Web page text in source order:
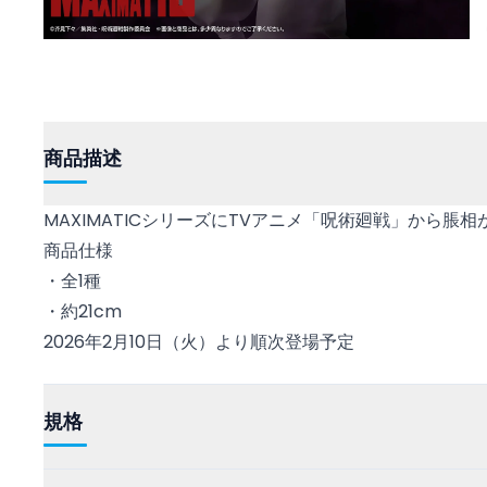
商品描述
MAXIMATICシリーズにTVアニメ「呪術廻戦」から脹相
商品仕様
・全1種
・約21cm
2026年2月10日（火）より順次登場予定
規格